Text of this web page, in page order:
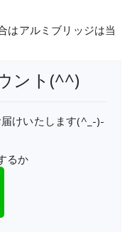
はアルミブリッジは当
ント(^^)
けいたします(^_-)-
るか